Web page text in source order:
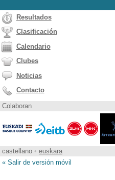
Resultados
Clasificación
Calendario
Clubes
Noticias
Contacto
Colaboran
castellano • euskara
« Salir de versión móvil